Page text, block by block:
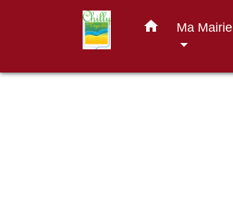
home Ma Mairie